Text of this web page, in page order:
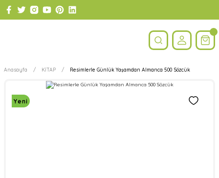
Anasayfa KİTAP Resimlerle Günlük Yaşamdan Almanca 500 Sözcük
Yeni